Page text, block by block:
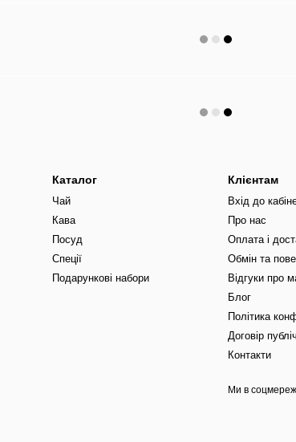
Каталог
Чай
Кава
Посуд
Спеції
Подарункові набори
Клієнтам
Вхід до
Про нас
Оплата і
Обмін та
Відгуки про
Блог
Політика
Договір
Контакти
Ми в